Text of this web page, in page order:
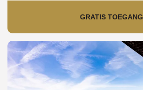
GRATIS TOEGANG